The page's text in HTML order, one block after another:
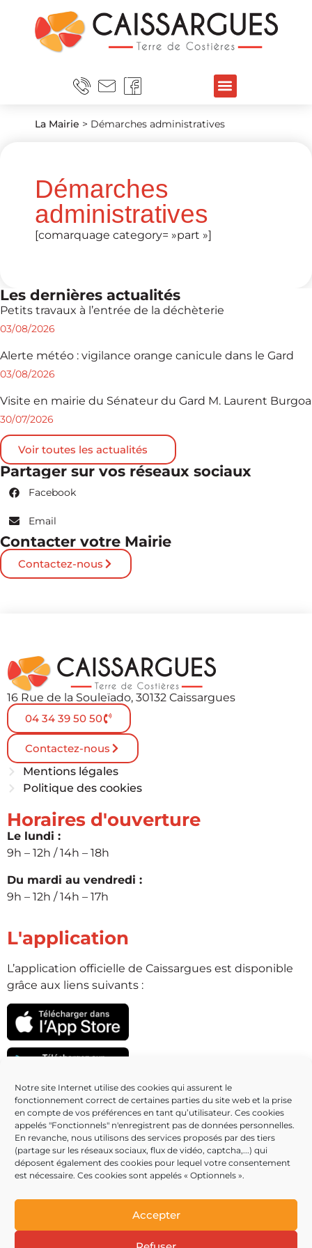
Notre site Internet utilise des cookies qui assurent le
fonctionnement correct de certaines parties du site web et la prise
en compte de vos préférences en tant qu’utilisateur. Ces cookies
appelés "Fonctionnels" n'enregistrent pas de données personnelles.
En revanche, nous utilisons des services proposés par des tiers
(partage sur les réseaux sociaux, flux de vidéo, captcha,...) qui
déposent également des cookies pour lequel votre consentement
est nécessaire. Ces cookies sont appelés « Optionnels ».
Accepter
La Mairie > Démarches administratives
Démarches
administratives
[comarquage category= »part »]
Les dernières actualités
Petits travaux à l’entrée de la déchèterie
03/08/2026
Alerte météo : vigilance orange canicule dans le Gard
03/08/2026
Visite en mairie du Sénateur du Gard M. Laurent Burgoa
30/07/2026
Voir toutes les actualités
Partager sur vos réseaux sociaux
Facebook
Email
Contacter votre Mairie
Contactez-nous
16 Rue de la Souleïado, 30132 Caissargues
04 34 39 50 50
Contactez-nous
Mentions légales
Politique des cookies
Horaires d'ouverture
Le lundi :
9h – 12h / 14h – 18h
Du mardi au vendredi :
9h – 12h / 14h – 17h
L'application
L’application officielle de Caissargues est disponible
grâce aux liens suivants :
Partenaires